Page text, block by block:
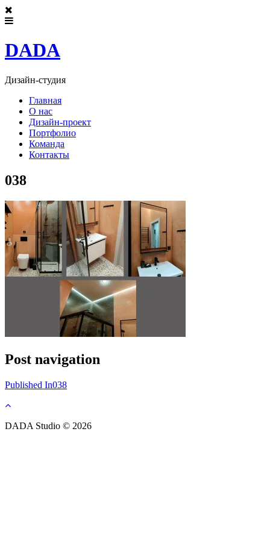
DADA
Дизайн-студия
Главная
О нас
Дизайн-проект
Портфолио
Команда
Контакты
038
Post navigation
Published In038
DADA Studio © 2026